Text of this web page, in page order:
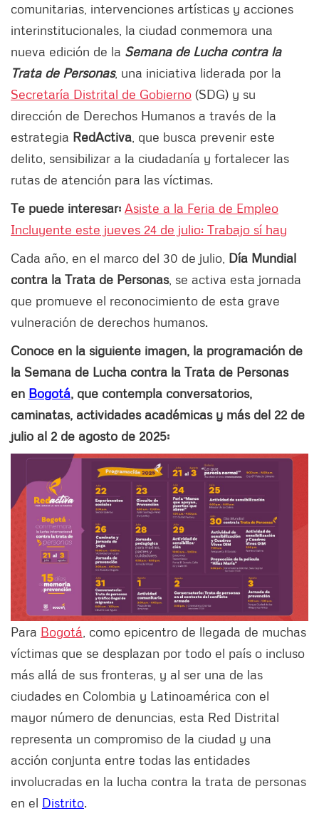
comunitarias, intervenciones artísticas y acciones
interinstitucionales, la ciudad conmemora una
nueva edición de la Semana de Lucha contra la
Trata de Personas, una iniciativa liderada por la
Secretaría Distrital de Gobierno (SDG) y su
dirección de Derechos Humanos a través de la
estrategia RedActiva , que busca prevenir este
delito, sensibilizar a la ciudadanía y fortalecer las
rutas de atención para las víctimas.
Te puede interesar: Asiste a la Feria de Empleo
Incluyente este jueves 24 de julio: Trabajo sí hay
Cada año, en el marco del 30 de julio, Día Mundial
contra la Trata de Personas, se activa esta jornada
que promueve el reconocimiento de esta grave
vulneración de derechos humanos.
Conoce en la siguiente imagen, la programación de
la Semana de Lucha contra la Trata de Personas
en Bogotá, que contempla conversatorios,
caminatas, actividades académicas y más del 22 de
julio al 2 de agosto de 2025:
Para Bogotá , como epicentro de llegada de muchas
víctimas que se desplazan por todo el país o incluso
más allá de sus fronteras, y al ser una de las
ciudades en Colombia y Latinoamérica con el
mayor número de denuncias, esta Red Distrital
representa un compromiso de la ciudad y una
acción conjunta entre todas las entidades
involucradas en la lucha contra la trata de personas
en el Distrito.